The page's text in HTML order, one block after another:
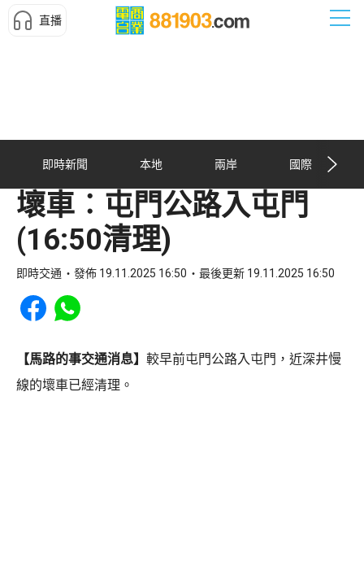
直播
即時新聞 本地 兩岸 國際
壞車︰屯門公路入屯門
(16:50清理)
即時交通 發佈 19.11.2025 16:50 最後更新 19.11.2025 16:50
Share to Facebook
Share to WhatsApp
【馬路的事交通消息】 較早前屯門公路入屯門，近深井慢
線的壞車已經清理。